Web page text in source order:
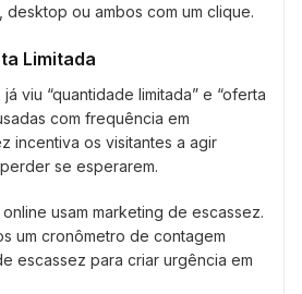
desktop ou ambos com um clique.
Limitada
viu “quantidade limitada” e “oferta
com frequência em
incentiva os visitantes a agir
se esperarem.
usam marketing de escassez.
um cronômetro de contagem
escassez para criar urgência em